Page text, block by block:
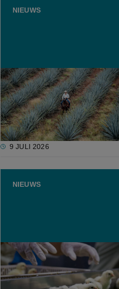
NIEUWS
Vernieuwd EU-Mexico
handelsakkoord vindt brede
steun in Europees Parlement
9 JULI 2026
NIEUWS
GAIA en Comeos vragen om
een verbod op het doden van
eendagskuikens